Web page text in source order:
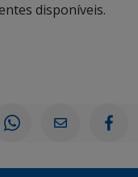
disponíveis.